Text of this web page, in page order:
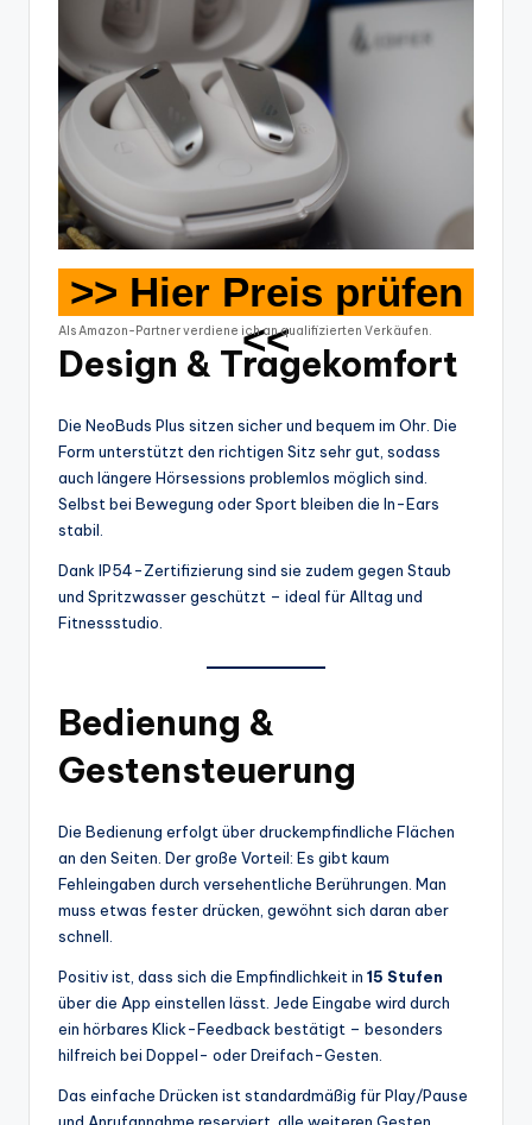
>> Hier Preis prüfen
<<
Als Amazon-Partner verdiene ich an qualifizierten Verkäufen.
Design & Tragekomfort
Die NeoBuds Plus sitzen sicher und bequem im Ohr. Die
Form unterstützt den richtigen Sitz sehr gut, sodass
auch längere Hörsessions problemlos möglich sind.
Selbst bei Bewegung oder Sport bleiben die In-Ears
stabil.
Dank IP54-Zertifizierung sind sie zudem gegen Staub
und Spritzwasser geschützt – ideal für Alltag und
Fitnessstudio.
Bedienung &
Gestensteuerung
Die Bedienung erfolgt über druckempfindliche Flächen
an den Seiten. Der große Vorteil: Es gibt kaum
Fehleingaben durch versehentliche Berührungen. Man
muss etwas fester drücken, gewöhnt sich daran aber
schnell.
Positiv ist, dass sich die Empfindlichkeit in 15 Stufen
über die App einstellen lässt. Jede Eingabe wird durch
ein hörbares Klick-Feedback bestätigt – besonders
hilfreich bei Doppel- oder Dreifach-Gesten.
Das einfache Drücken ist standardmäßig für Play/Pause
und Anrufannahme reserviert, alle weiteren Gesten